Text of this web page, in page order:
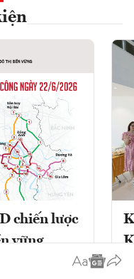
chiến lược
vững
giao